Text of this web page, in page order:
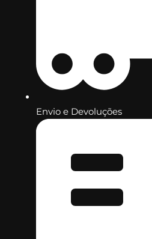
Envio e Devoluções